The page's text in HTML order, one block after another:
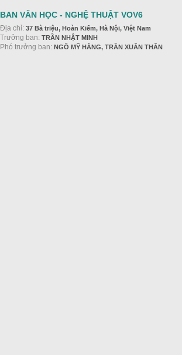
BAN VĂN HỌC - NGHỆ THUẬT VOV6
Địa chỉ: 37 Bà triệu, Hoàn Kiếm, Hà Nội, Việt Nam
Trưởng ban: TRẦN NHẬT MINH
Phó trưởng ban: NGÔ MỸ HẰNG, TRẦN XUÂN THÂN